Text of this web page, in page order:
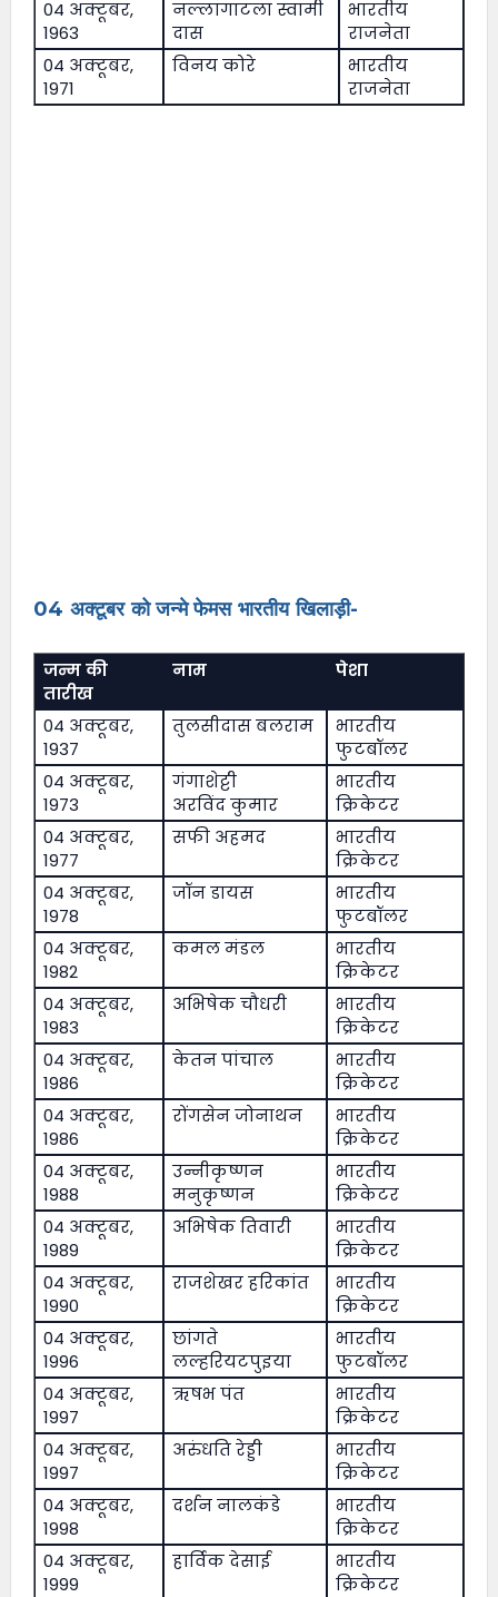
04 अक्टूबर,
1963
नल्लागाटला स्वामी
दास
भारतीय
राजनेता
04 अक्टूबर,
1971
विनय कोरे
भारतीय
राजनेता
04 अक्टूबर को जन्मे फेमस भारतीय खिलाड़ी-
जन्म की
तारीख
नाम पेशा
04 अक्टूबर,
1937
तुलसीदास बलराम
भारतीय
फुटबॉलर
04 अक्टूबर,
1973
गंगाशेट्टी
अरविंद कुमार
भारतीय
क्रिकेटर
04 अक्टूबर,
1977
सफी अहमद
भारतीय
क्रिकेटर
04 अक्टूबर,
1978
जॉन डायस
भारतीय
फुटबॉलर
04 अक्टूबर,
1982
कमल मंडल
भारतीय
क्रिकेटर
04 अक्टूबर,
1983
अभिषेक चौधरी
भारतीय
क्रिकेटर
04 अक्टूबर,
1986
केतन पांचाल
भारतीय
क्रिकेटर
04 अक्टूबर,
1986
रोंगसेन जोनाथन
भारतीय
क्रिकेटर
04 अक्टूबर,
1988
उन्नीकृष्णन
मनुकृष्णन
भारतीय
क्रिकेटर
04 अक्टूबर,
1989
अभिषेक तिवारी
भारतीय
क्रिकेटर
04 अक्टूबर,
1990
राजशेखर हरिकांत
भारतीय
क्रिकेटर
04 अक्टूबर,
1996
छांगते
लल्हरियटपुइया
भारतीय
फुटबॉलर
04 अक्टूबर,
1997
ऋषभ पंत
भारतीय
क्रिकेटर
04 अक्टूबर,
1997
अरुंधति रेड्डी
भारतीय
क्रिकेटर
04 अक्टूबर,
1998
दर्शन नालकंडे
भारतीय
क्रिकेटर
04 अक्टूबर,
1999
हार्विक देसाई
भारतीय
क्रिकेटर